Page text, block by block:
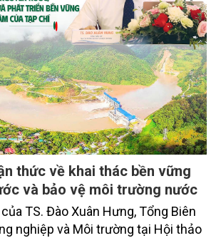
thức về khai thác bền vững
và bảo vệ môi trường nước
TS. Đào Xuân Hưng, Tổng Biên
nghiệp và Môi trường tại Hội thảo